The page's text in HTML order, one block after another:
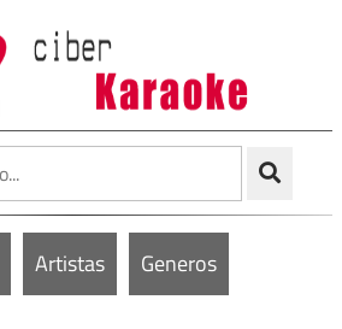
Artistas Generos